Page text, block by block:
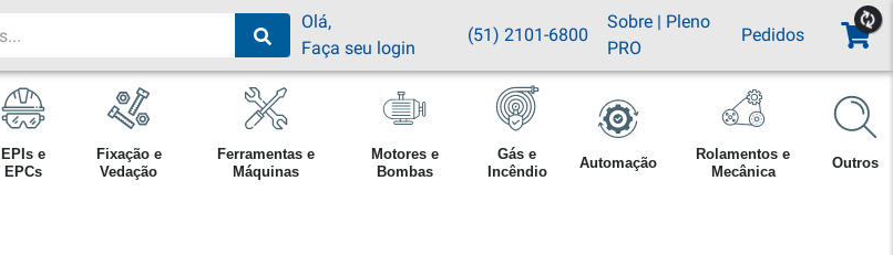
Olá,
Faça seu login
(51) 2101-6800
Sobre| Pleno
PRO
Pedidos
EPIs e
EPCs
Fixação e
Vedação
Ferramentas e
Máquinas
Motores e
Bombas
Gás e
Incêndio
Automação
Rolamentos e
Mecânica
Outros